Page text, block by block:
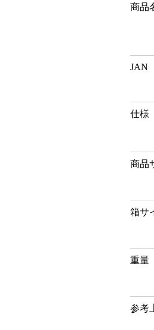
商品
JAN
仕様
商品
箱サ
重量
参考